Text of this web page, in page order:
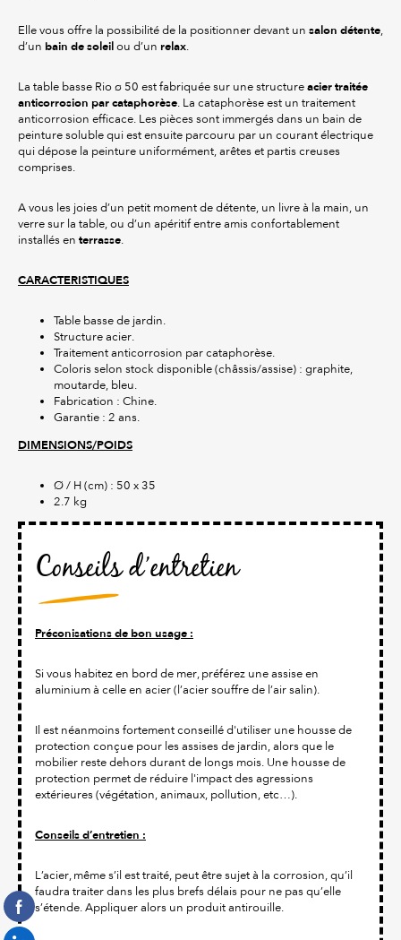
Elle vous offre la possibilité de la positionner devant un salon détente,
d’un bain de soleil ou d’un relax.
La table basse Rio ø 50 est fabriquée sur une structure acier traitée
anticorrosion par cataphorèse. La cataphorèse est un traitement
anticorrosion efficace. Les pièces sont immergés dans un bain de
peinture soluble qui est ensuite parcouru par un courant électrique
qui dépose la peinture uniformément, arêtes et partis creuses
comprises.
A vous les joies d’un petit moment de détente, un livre à la main, un
verre sur la table, ou d’un apéritif entre amis confortablement
installés en terrasse.
CARACTERISTIQUES
Table basse de jardin.
Structure acier.
Traitement anticorrosion par cataphorèse.
Coloris selon stock disponible (châssis/assise) : graphite,
moutarde, bleu.
Fabrication : Chine.
Garantie : 2 ans.
DIMENSIONS/POIDS
Ø / H (cm) : 50 x 35
2.7 kg
Conseils d’entretien
Préconisations de bon usage :
Si vous habitez en bord de mer, préférez une assise en
aluminium à celle en acier (l’acier souffre de l’air salin).
Il est néanmoins fortement conseillé d'utiliser une housse de
protection conçue pour les assises de jardin, alors que le
mobilier reste dehors durant de longs mois. Une housse de
protection permet de réduire l'impact des agressions
extérieures (végétation, animaux, pollution, etc…).
Conseils d’entretien :
L’acier, même s’il est traité, peut être sujet à la corrosion, qu’il
faudra traiter dans les plus brefs délais pour ne pas qu’elle
s’étende. Appliquer alors un produit antirouille.